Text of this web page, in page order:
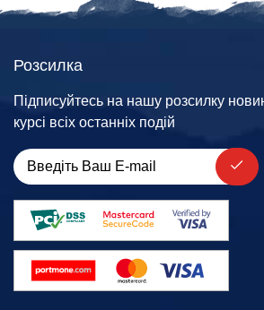
Розсилка
Підписуйтесь на нашу розсилку
курсі всіх останніх подій